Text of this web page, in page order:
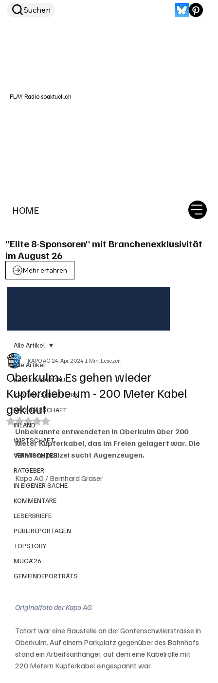
HOME
Suchen
PLAY Radio soaktuell.ch
"Elite 8-Sponsoren" mit Branchenexklusivität
im August 26
Mehr erfahren
Alle Artikel
KANTON AARGAU
KANTON SOLOTHURN
NACHBARSCHAFT
INLAND
WIRTSCHAFT
VERMISCHTES
RATGEBER
IN EIGENER SACHE
KOMMENTARE
LESERBRIEFE
PUBLIREPORTAGEN
TOPSTORY
MUGA'26
GEMEINDEPORTRÄTS
Alle Artikel
Oberkulm: Es gehen wieder
Kupferdiebe um - 200 Meter Kabel
geklaut
KAPO AG24. Apr. 20241 Min. Lesezeit
Mit NaN von 5 Sternen bewertet.
Unbekannte entwendeten in Oberkulm über 200
Meter Kupferkabel, das im Freien gelagert war. Die
Kantonspolizei sucht Augenzeugen.
Kapo AG / Bernhard Graser
Originalfoto der Kapo AG
Tatort war eine Baustelle an der Gontenschwilerstrasse in
Oberkulm. Auf einem Parkplatz gegenüber des Bahnhofs
stand ein Arbeitsanhänger, auf dem eine Kabelrolle mit
220 Metern Kupferkabel eingespannt war.